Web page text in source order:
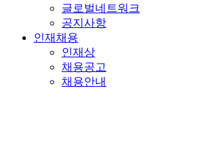
글로벌네트워크
공지사항
인재채용
인재상
채용공고
채용안내